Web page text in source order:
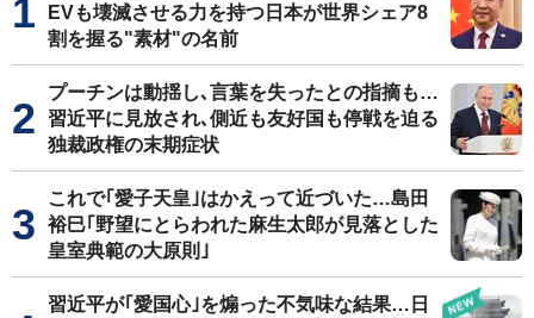
EVも壊滅させる力を持つ日本が世界シェア8
割を握る"素材"の名前
プーチンは動揺し､言葉を失ったとの指摘も…
習近平に見放され､側近も友好国も停戦を迫る
独裁政権の末期症状
これで｢愛子天皇｣はかえって近づいた…島田
裕巳｢野望にとらわれた麻生太郎が見落とした
皇室典範の大原則｣
習近平が｢愛国心｣を煽った不気味な結果…日